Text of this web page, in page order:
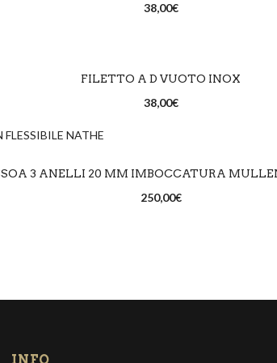
38,00€
FILETTO A D VUOTO INOX
38,00€
3 ANELLI 20 MM IMBOCCATURA
250,00€